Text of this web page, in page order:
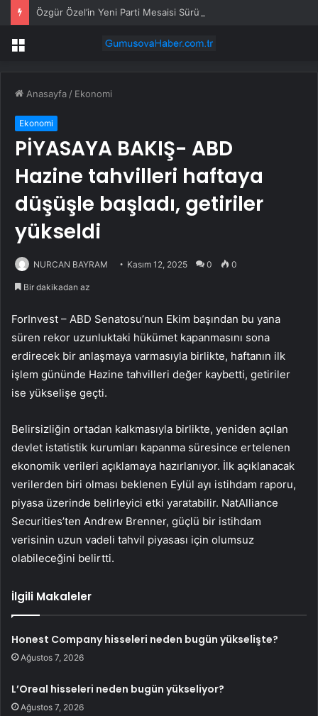
Menü
Anasayfa / Ekonomi
Ekonomi
PİYASAYA BAKIŞ- ABD
Hazine tahvilleri haftaya
düşüşle başladı, getiriler
yükseldi
NURCAN BAYRAM Kasım 12, 2025 0 0
Bir dakikadan az
ForInvest – ABD Senatosu’nun Ekim başından bu yana
süren rekor uzunluktaki hükümet kapanmasını sona
erdirecek bir anlaşmaya varmasıyla birlikte, haftanın ilk
işlem gününde Hazine tahvilleri değer kaybetti, getiriler
ise yükselişe geçti.
Belirsizliğin ortadan kalkmasıyla birlikte, yeniden açılan
devlet istatistik kurumları kapanma süresince ertelenen
ekonomik verileri açıklamaya hazırlanıyor. İlk açıklanacak
verilerden biri olması beklenen Eylül ayı istihdam raporu,
piyasa üzerinde belirleyici etki yaratabilir. NatAlliance
Securities’ten Andrew Brenner, güçlü bir istihdam
verisinin uzun vadeli tahvil piyasası için olumsuz
olabileceğini belirtti.
İlgili Makaleler
Honest Company hisseleri neden bugün yükselişte?
Ağustos 7, 2026
L’Oreal hisseleri neden bugün yükseliyor?
Ağustos 7, 2026